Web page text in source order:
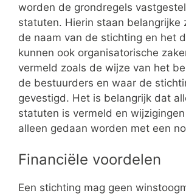
worden de grondregels
statuten. Hierin staan belangrijke
de naam van de stichting en het
kunnen ook organisatorische
vermeld zoals de wijze van het
de bestuurders en waar de
gevestigd. Het is belangrijk dat
statuten is vermeld en
alleen gedaan worden met een
Financiële voordelen
Een stichting mag geen